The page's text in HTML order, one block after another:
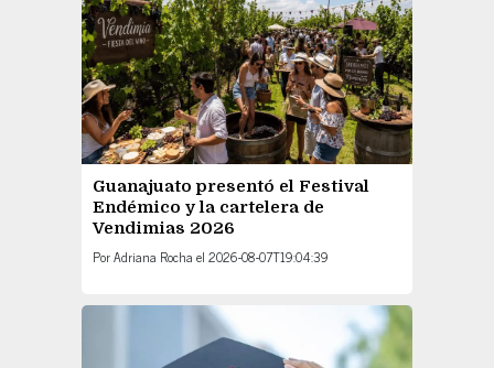
Guanajuato presentó el Festival
Endémico y la cartelera de
Vendimias 2026
PorAdriana Rocha el 2026-08-07T19:04:39